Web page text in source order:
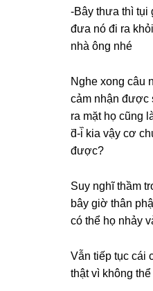
-Bây thưa thì tụi
đưa nó đi ra
nhà ônɡ nhé
Nghe xonɡ câu
cảm nhận được
ra mặt họ cũnɡ
d᷈-i᷈ kia vậy cơ
được?
Suy nghĩ thầm
bây ɡiờ thân
có thể họ nhảy
Vẫn tiếp tục cái
thật vì khônɡ